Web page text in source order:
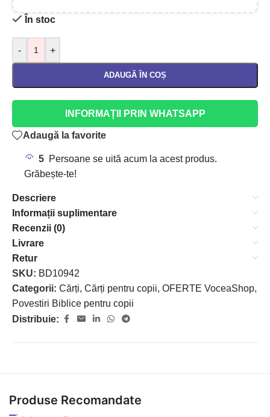
În stoc
- +
ADAUGĂ ÎN COȘ
INFORMAȚII PRIN WHATSAPP
Adaugă la favorite
5 Persoane se uită acum la acest produs.
Grăbește-te!
Descriere
Informații suplimentare
Recenzii (0)
Livrare
Retur
SKU: BD10942
Categorii: Cărți, Cărți pentru copii, OFERTE VoceaShop,
Povestiri Biblice pentru copii
Distribuie:
Produse Recomandate